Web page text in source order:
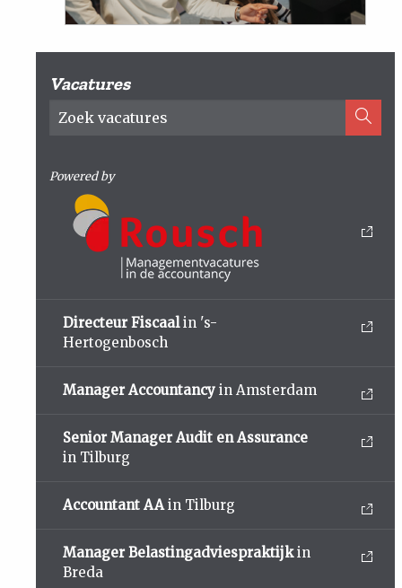
Vacatures
Powered by
Directeur Fiscaalin 's-
Hertogenbosch
Manager Accountancy in Amsterdam
Senior Manager Audit en Assurance
in Tilburg
Accountant AA in Tilburg
Manager Belastingadviespraktijkin
Breda